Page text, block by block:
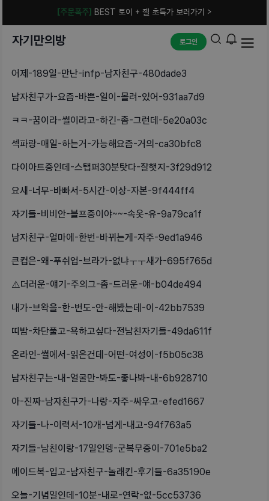
[주문폭주] BEST 토이 + 젤 초특가 보러가기 >
자기만의방 로그인
어제-189일-만난-infp-남자친구-480dade3
남자친구가-요즘-바쁜-일이-몰려-있어-931aa7d9
ㅋㅋ-꿈이라-썰이라고-하긴-좀-그런데-5e20a03c
섹파랑-매일-하는거-가능해요즘-거의-ca30bfc8
다이아트중인데-스탭퍼30분탓다-잘햇지-3f29d912
요새-너무-바빠서-5시간-이상-자본-9f444ff4
자기들-비비안-블프중이야~~-속옷-유-9a79ca1f
남자친구-얼마에-한번-바뀌는게-자주-9ed1a946
큰컵은-왜-푸쉬업-브라가-없냐ㅜㅜ새가-695f765d
⚠️더러운-얘기-주의그-좀-드러운-얘-b04de494
내가-브왁을-한-번도-안-해봤는데-이-42bb7539
띠밤-차단풀고-욕하고싶다-전남친자기들-49da611f
온라인-썰에서-읽은건데-어떤-여성이-f5b05c38
남자친구는-내-얼굴만-봐도-좋나봐-내-6b928710
아-진짜-남자친구가-나랑-자주-싸우고-efed1667
자기들-나-이력서-10개-넘게-내고-94f763a5
자기들-남친이랑-17일인뎅-군복무중이-701e5ba2
메이드복-입고-남자친구-놀래킨-후기들-6a35190e
오늘-기념일인데-10분-내로-연락-없-5cc53736